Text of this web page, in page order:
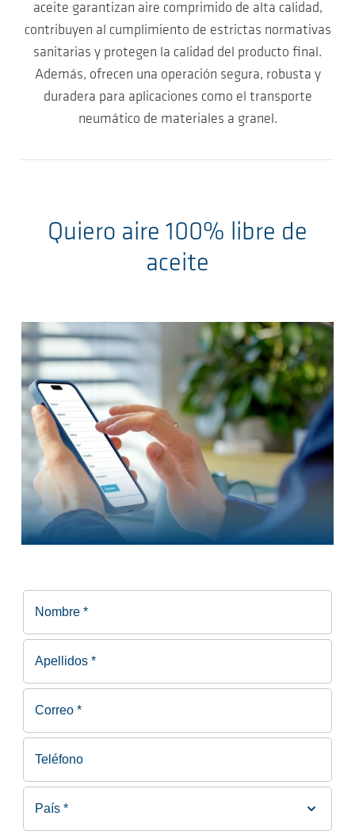
aceite garantizan aire comprimido de alta calidad,
contribuyen al cumplimiento de estrictas normativas
sanitarias y protegen la calidad del producto final.
Además, ofrecen una operación segura, robusta y
duradera para aplicaciones como el transporte
neumático de materiales a granel.
Quiero aire 100% libre de
aceite